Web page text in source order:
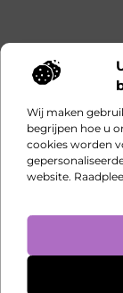
Wij maken
begrijpen hoe u
cookies worden
website.